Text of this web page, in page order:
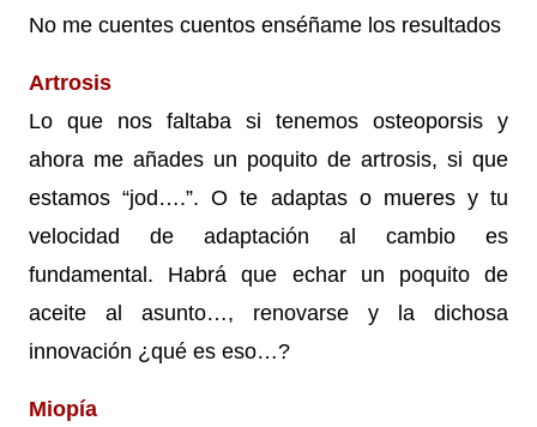
No me cuentes cuentos enséñame los resultados
Artrosis
Lo que nos faltaba si tenemos osteoporsis y
ahora me añades un poquito de artrosis, si que
estamos “jod….”. O te adaptas o mueres y tu
velocidad de adaptación al cambio es
fundamental. Habrá que echar un poquito de
aceite al asunto…, renovarse y la dichosa
innovación ¿qué es eso…?
Miopía